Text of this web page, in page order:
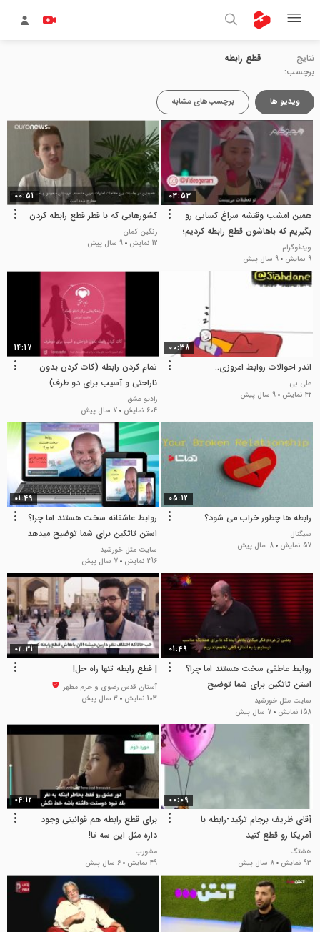
نتایج
برچسب:
قطع رابطه
ویدیو ها برچسب‌های مشابه
03:53
همین امشب وقتشه سراغ کسایی رو
بگیریم که باهاشون قطع رابطه کردیم؛
ویدئوگرام
9 نمایش
9 سال پیش
00:51
کشورهایی که با قطر قطع رابطه کردن
رنگین کمان
12 نمایش
9 سال پیش
00:38
اندر احوالات روابط امروزی..
علی بی
42 نمایش
9 سال پیش
14:17
تمام کردن رابطه (کات کردن بدون
ناراحتی و آسیب برای دو طرف)
رادیو عشق
604 نمایش
7 سال پیش
05:12
رابطه ها چطور خراب می شود؟
سیگنال
57 نمایش
8 سال پیش
01:49
روابط عاشقانه سخت هستند اما چرا؟
استن تاتکین برای شما توضیح میدهد
سایت مثل خورشید
296 نمایش
7 سال پیش
01:49
روابط عاطفی سخت هستند اما چرا؟
استن تاتکین برای شما توضیح
می‌دهد
سایت مثل خورشید
158 نمایش
7 سال پیش
02:31
| قطع رابطه تنها راه حل!
آستان قدس رضوی و حرم مطهر
103 نمایش
3 سال پیش
00:09
آقای ظریف برجام ترکید-رابطه با
آمریکا رو قطع کنید
هشتگ
93 نمایش
8 سال پیش
04:12
برای قطع رابطه هم قوانینی وجود
داره مثل این سه تا!
مشورپ
49 نمایش
6 سال پیش